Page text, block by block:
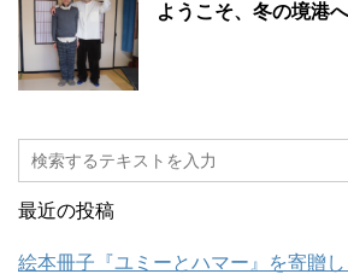
ようこそ、冬の境港
最近の投稿
絵本冊子『ユミーとハマー』を寄贈し